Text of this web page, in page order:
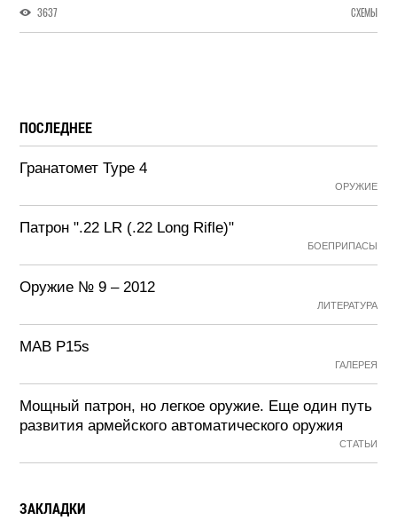
3637 СХЕМЫ
ПОСЛЕДНЕЕ
Гранатомет Type 4
ОРУЖИЕ
Патрон ".22 LR (.22 Long Rifle)"
БОЕПРИПАСЫ
Оружие № 9 – 2012
ЛИТЕРАТУРА
MAB P15s
ГАЛЕРЕЯ
Мощный патрон, но легкое оружие. Еще один путь
развития армейского автоматического оружия
СТАТЬИ
ЗАКЛАДКИ